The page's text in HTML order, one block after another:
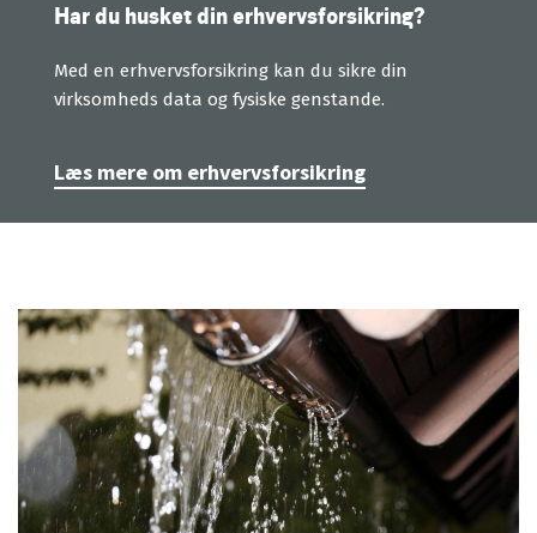
Har du husket din erhvervsforsikring?
Med en erhvervsforsikring kan du sikre din
virksomheds data og fysiske genstande.
Læs mere om erhvervsforsikring